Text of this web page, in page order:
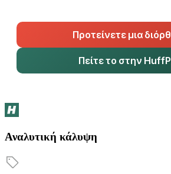
Προτείνετε μια
Πείτε το στην
Αναλυτική κάλυψη